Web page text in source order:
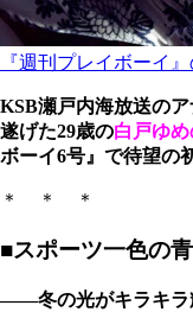
『週刊プレイボーイ
KSB瀬戸内海放送の
遂げた29歳の白戸ゆめ
ボーイ6号』で待望の
＊ ＊ ＊
■スポーツ一色の
――冬の光がキラキラ